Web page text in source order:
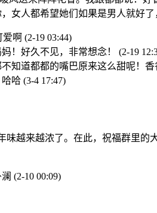
女人都希望她们如果是男人就好了
啊 (2-19 03:44)
！好久不见，非常想念！ (2-19
不知道都都的嘴巴原来这么甜呢！
哈哈 (3-4 17:47)
味越来越浓了。在此，祝福群里的
(2-10 00:09)